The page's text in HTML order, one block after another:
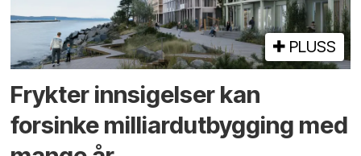
PLUSS
Frykter innsigelser kan
forsinke milliard­utbygging med